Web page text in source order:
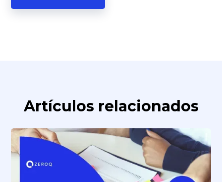
Artículos relacionados